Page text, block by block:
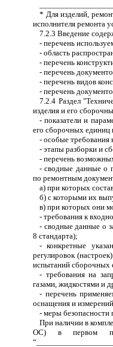
* Для изделий,
исполнителя ремонта
7.2.3 Введение
- перечень
- область
- перечень
- перечень
- перечень видов
- перечень
7.2.4 Раздел
изделия и его
- показатели и
его сборочных единиц
- особые требования
- этапы разборки и
- перечень
- сводные данные о
по ремонтным
а) при которых
б) с которыми их
в) при которых они
- требования к
- сводные данные о
8 стандарта);
- конкретные
регулировок
испытаний сборочных
- требования на
газами, жидкостями и
- перечень
оснащения и
- меры безопасности
При наличии в
ОС) в первом